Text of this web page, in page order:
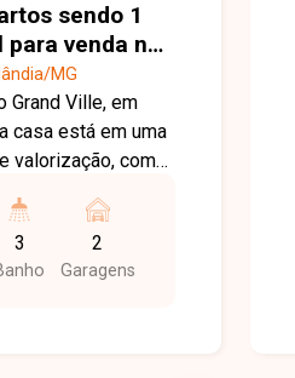
sendo 1
para venda no
emMG
Grand Ville, em
casa está em uma
valorização, com
e
3 2
Garagens